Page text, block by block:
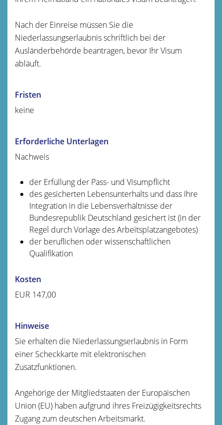
Nach der Einreise müssen Sie die
Niederlassungserlaubnis schriftlich bei der
Ausländerbehörde beantragen, bevor Ihr Visum
abläuft.
Fristen
keine
Erforderliche Unterlagen
Nachweis
der Erfüllung der Pass- und Visumpflicht
des gesicherten Lebensunterhalts und dass Ihre
Integration in die Lebensverhältnisse der
Bundesrepublik Deutschland gesichert ist (in der
Regel durch Vorlage des Arbeitsplatzangebotes)
der beruflichen oder wissenschaftlichen
Qualifikation
Kosten
EUR 147,00
Hinweise
Sie erhalten die Niederlassungserlaubnis in Form
einer Scheckkarte mit elektronischen
Zusatzfunktionen.
Angehörige der Mitgliedstaaten der Europäischen
Union (EU) haben aufgrund ihres Freizügigkeitsrechts
Zugang zum deutschen Arbeitsmarkt.